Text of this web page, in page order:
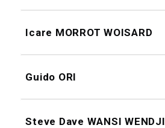
Icare MORROT WOISARD
Guido ORI
Steve Dave WANSI WENDJI